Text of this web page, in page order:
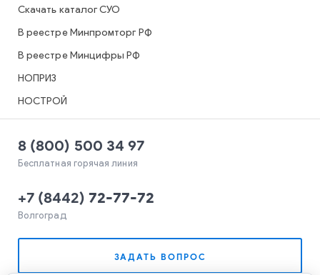
Скачать каталог СУО
В реестре Минпромторг РФ
В реестре Минцифры РФ
НОПРИЗ
НОСТРОЙ
8 (800) 500 34 97
Бесплатная горячая линия
+7 (8442) 72-77-72
Волгоград
ЗАДАТЬ ВОПРОС